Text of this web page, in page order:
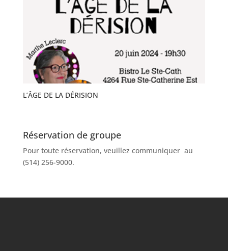
L’ÂGE DE LA DÉRISION
Réservation de groupe
Pour toute réservation, veuillez communiquer au
(514) 256-9000.